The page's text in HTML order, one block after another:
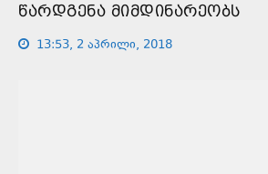
ᲬᲐᲠᲓᲒᲔᲜᲐ ᲛᲘᲛᲓᲘᲜᲐᲠᲔᲝᲑᲡ
13:53, 2 აპრილი, 2018